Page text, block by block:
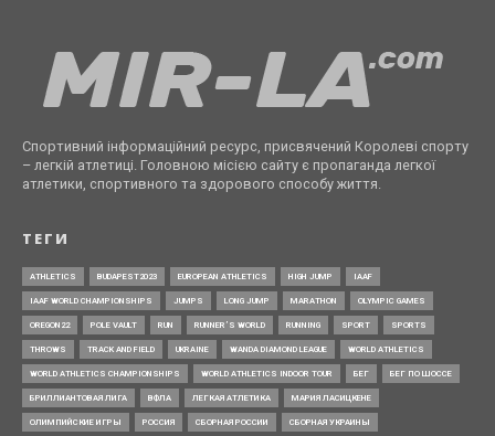
Спортивний інформаційний ресурс, присвячений Королеві спорту
– легкій атлетиці. Головною місією сайту є пропаганда легкої
атлетики, спортивного та здорового способу життя.
ТЕГИ
ATHLETICS BUDAPEST2023 EUROPEAN ATHLETICS HIGH JUMP IAAF
IAAF WORLD CHAMPIONSHIPS JUMPS LONG JUMP MARATHON OLYMPIC GAMES
OREGON22 POLE VAULT RUN RUNNER’S WORLD RUNNING SPORT SPORTS
THROWS TRACK AND FIELD UKRAINE WANDA DIAMOND LEAGUE WORLD ATHLETICS
WORLD ATHLETICS CHAMPIONSHIPS WORLD ATHLETICS INDOOR TOUR БЕГ БЕГ ПО ШОССЕ
БРИЛЛИАНТОВАЯ ЛИГА ВФЛА ЛЕГКАЯ АТЛЕТИКА МАРИЯ ЛАСИЦКЕНЕ
ОЛИМПИЙСКИЕ ИГРЫ РОССИЯ СБОРНАЯ РОССИИ СБОРНАЯ УКРАИНЫ